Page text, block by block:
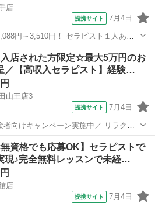
店
提携サイト 7月4日
て1.3倍に増加！ 一生モノの技術を身に
流れ★詳細欄もご
店された方限定☆最大5万円のお
／【高収入セラピスト】経験…
山王店3
提携サイト 7月4日
月1日以降にご応募いただき、7月中に1
へ、20,000円をプレゼント！ さらに、
セラピスト
無資格でも応募OK】セラピストで
現♪完全無料レッスンで未経…
店
提携サイト 7月4日